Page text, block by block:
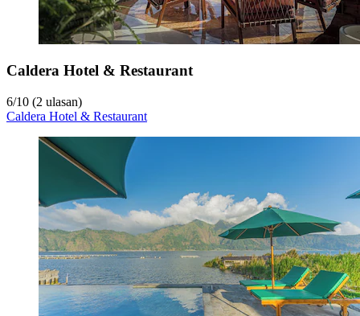
Caldera Hotel & Restaurant
6/10 (2 ulasan)
Caldera Hotel & Restaurant